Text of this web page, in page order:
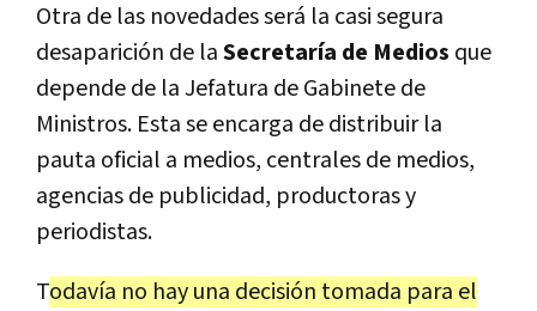
Otra de las novedades será la casi segura
desaparición de laSecretaría de Medios que
depende de la Jefatura de Gabinete de
Ministros. Esta se encarga de distribuir la
pauta oficial a medios, centrales de medios,
agencias de publicidad, productoras y
periodistas.
Todavía no hay una decisión tomada para el